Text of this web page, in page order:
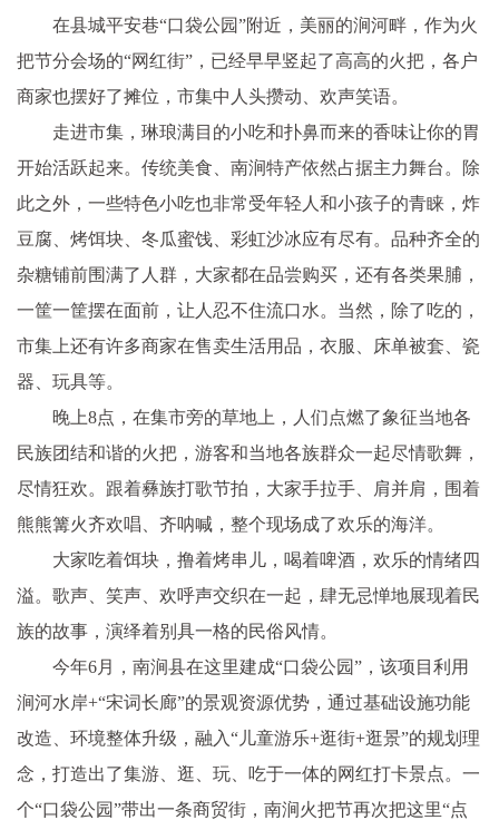
在县城平安巷“口袋公园”附近，美丽的涧河畔，作为火
把节分会场的“网红街”，已经早早竖起了高高的火把，各户
商家也摆好了摊位，市集中人头攒动、欢声笑语。
走进市集，琳琅满目的小吃和扑鼻而来的香味让你的胃
开始活跃起来。传统美食、南涧特产依然占据主力舞台。除
此之外，一些特色小吃也非常受年轻人和小孩子的青睐，炸
豆腐、烤饵块、冬瓜蜜饯、彩虹沙冰应有尽有。品种齐全的
杂糖铺前围满了人群，大家都在品尝购买，还有各类果脯，
一筐一筐摆在面前，让人忍不住流口水。当然，除了吃的，
市集上还有许多商家在售卖生活用品，衣服、床单被套、瓷
器、玩具等。
晚上8点，在集市旁的草地上，人们点燃了象征当地各
民族团结和谐的火把，游客和当地各族群众一起尽情歌舞，
尽情狂欢。跟着彝族打歌节拍，大家手拉手、肩并肩，围着
熊熊篝火齐欢唱、齐呐喊，整个现场成了欢乐的海洋。
大家吃着饵块，撸着烤串儿，喝着啤酒，欢乐的情绪四
溢。歌声、笑声、欢呼声交织在一起，肆无忌惮地展现着民
族的故事，演绎着别具一格的民俗风情。
今年6月，南涧县在这里建成“口袋公园”，该项目利用
涧河水岸+“宋词长廊”的景观资源优势，通过基础设施功能
改造、环境整体升级，融入“儿童游乐+逛街+逛景”的规划理
念，打造出了集游、逛、玩、吃于一体的网红打卡景点。一
个“口袋公园”带出一条商贸街，南涧火把节再次把这里“点